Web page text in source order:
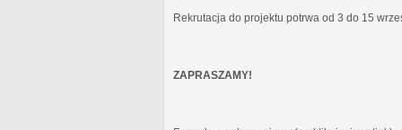
Rekrutacja do projektu potrwa od 3 do 15
ZAPRASZAMY!